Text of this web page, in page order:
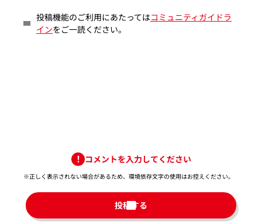
投稿機能のご利用にあたってはコミュニティガイドラ
インをご一読ください。
コメントを入力してください
※正しく表示されない場合があるため、環境依存文字の使用はお控えください。​
投稿する